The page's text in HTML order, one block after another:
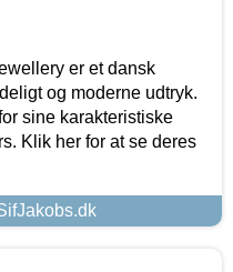
er et dansk
og moderne udtryk.
sine karakteristiske
Klik her for at se deres